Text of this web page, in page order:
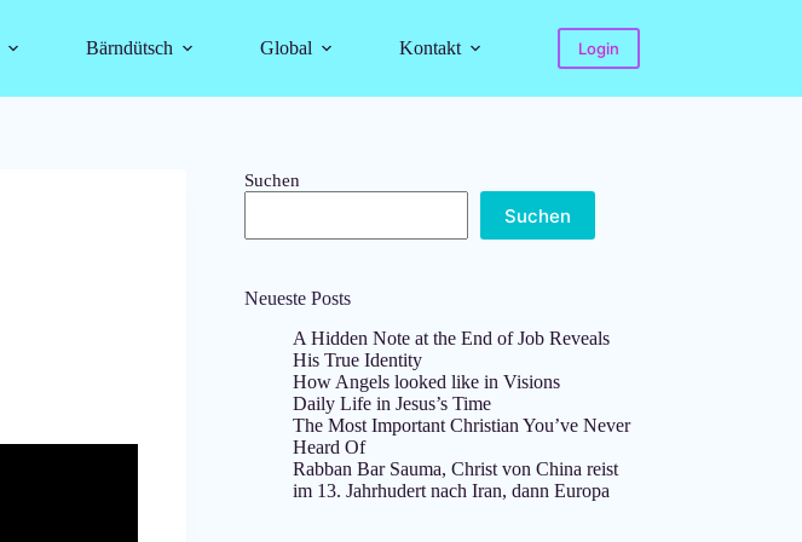
Bärndütsch Global Kontakt Login
Suchen
Suchen
Neueste Posts
A Hidden Note at the End of Job Reveals
His True Identity
How Angels looked like in Visions
Daily Life in Jesus’s Time
The Most Important Christian You’ve Never
Heard Of
Rabban Bar Sauma, Christ von China reist
im 13. Jahrhudert nach Iran, dann Europa